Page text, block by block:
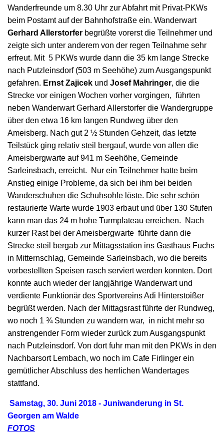
Wanderfreunde um 8.30 Uhr zur Abfahrt mit Privat-PKWs
beim Postamt auf der Bahnhofstraße ein. Wanderwart
Gerhard Allerstorfer begrüßte vorerst die Teilnehmer und
zeigte sich unter anderem von der regen Teilnahme sehr
erfreut. Mit 5 PKWs wurde dann die 35 km lange Strecke
nach Putzleinsdorf (503 m Seehöhe) zum Ausgangspunkt
gefahren. Ernst Zajicek und Josef Mahringer, die die
Strecke vor einigen Wochen vorher vorgingen, führten
neben Wanderwart Gerhard Allerstorfer die Wandergruppe
über den etwa 16 km langen Rundweg über den
Ameisberg. Nach gut 2 ½ Stunden Gehzeit, das letzte
Teilstück ging relativ steil bergauf, wurde von allen die
Ameisbergwarte auf 941 m Seehöhe, Gemeinde
Sarleinsbach, erreicht. Nur ein Teilnehmer hatte beim
Anstieg einige Probleme, da sich bei ihm bei beiden
Wanderschuhen die Schuhsohle löste. Die sehr schön
restaurierte Warte wurde 1903 erbaut und über 130 Stufen
kann man das 24 m hohe Turmplateau erreichen. Nach
kurzer Rast bei der Ameisbergwarte führte dann die
Strecke steil bergab zur Mittagsstation ins Gasthaus Fuchs
in Mitternschlag, Gemeinde Sarleinsbach, wo die bereits
vorbestellten Speisen rasch serviert werden konnten. Dort
konnte auch wieder der langjährige Wanderwart und
verdiente Funktionär des Sportvereins Adi Hinterstoißer
begrüßt werden. Nach der Mittagsrast führte der Rundweg,
wo noch 1 ¾ Stunden zu wandern war, in nicht mehr so
anstrengender Form wieder zurück zum Ausgangspunkt
nach Putzleinsdorf. Von dort fuhr man mit den PKWs in den
Nachbarsort Lembach, wo noch im Cafe Firlinger ein
gemütlicher Abschluss des herrlichen Wandertages
stattfand.
Samstag, 30. Juni 2018 - Juniwanderung in St.
Georgen am Walde
FOTOS